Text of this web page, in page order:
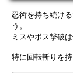
忍術を持ち続け
う。
ミスやボス撃破は
特に回転斬りを